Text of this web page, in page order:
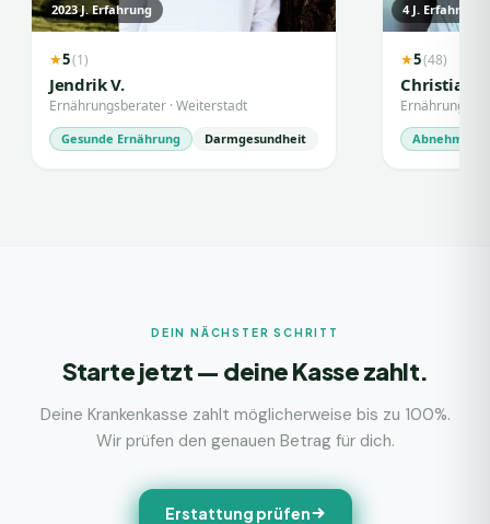
2023J. Erfahrung
★5(1)
Jendrik V.
Ernährungsberater ·Weiterstadt
Gesunde Ernährung Darmgesundheit
4J. Erfahrung
★5(48)
Christian
Abnehmen
DEIN NÄCHSTER SCHRITT
Starte jetzt — deine Kasse zahlt.
Deine Krankenkasse zahlt möglicherweise bis zu 100%.
Wir prüfen den genauen Betrag für dich.
Erstattung prüfen